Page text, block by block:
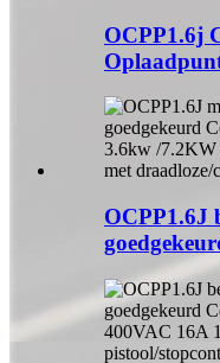
OCPP1.6j
OCPP1.6J